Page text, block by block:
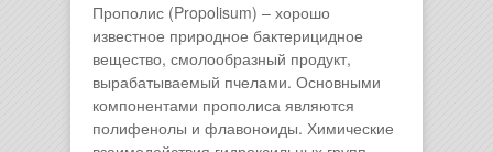
Прополис (Propolisum) – хорошо
известное природное бактерицидное
вещество, смолообразный продукт,
вырабатываемый пчелами. Основными
компонентами прополиса являются
полифенолы и флавоноиды. Химические